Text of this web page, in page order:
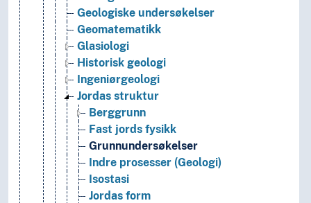
Geologiske undersøkelser
Geomatematikk
Glasiologi
Historisk geologi
Ingeniørgeologi
Jordas struktur
Berggrunn
Fast jords fysikk
Grunnundersøkelser
Indre prosesser (Geologi)
Isostasi
Jordas form